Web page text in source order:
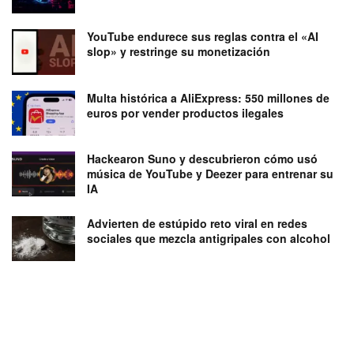
YouTube endurece sus reglas contra el «AI
slop» y restringe su monetización
Multa histórica a AliExpress: 550 millones de
euros por vender productos ilegales
Hackearon Suno y descubrieron cómo usó
música de YouTube y Deezer para entrenar su
IA
Advierten de estúpido reto viral en redes
sociales que mezcla antigripales con alcohol